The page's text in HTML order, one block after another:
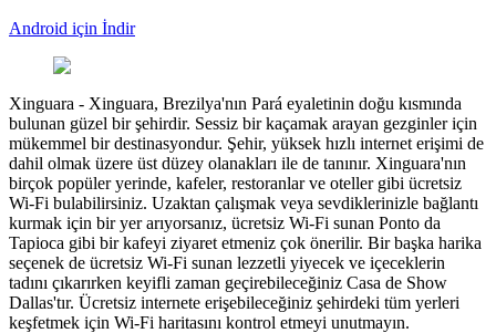
Android için İndir
Xinguara - Xinguara, Brezilya'nın Pará eyaletinin doğu kısmında
bulunan güzel bir şehirdir. Sessiz bir kaçamak arayan gezginler için
mükemmel bir destinasyondur. Şehir, yüksek hızlı internet erişimi de
dahil olmak üzere üst düzey olanakları ile de tanınır. Xinguara'nın
birçok popüler yerinde, kafeler, restoranlar ve oteller gibi ücretsiz
Wi-Fi bulabilirsiniz. Uzaktan çalışmak veya sevdiklerinizle bağlantı
kurmak için bir yer arıyorsanız, ücretsiz Wi-Fi sunan Ponto da
Tapioca gibi bir kafeyi ziyaret etmeniz çok önerilir. Bir başka harika
seçenek de ücretsiz Wi-Fi sunan lezzetli yiyecek ve içeceklerin
tadını çıkarırken keyifli zaman geçirebileceğiniz Casa de Show
Dallas'tır. Ücretsiz internete erişebileceğiniz şehirdeki tüm yerleri
keşfetmek için Wi-Fi haritasını kontrol etmeyi unutmayın.